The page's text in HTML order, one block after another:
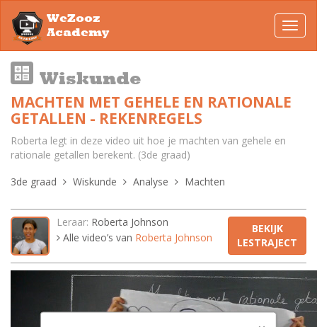
WeZooz
Academy
Wiskunde
MACHTEN MET GEHELE EN RATIONALE
GETALLEN - REKENREGELS
Roberta legt in deze video uit hoe je machten van gehele en
rationale getallen berekent. (3de graad)
3de graad
Wiskunde Analyse Machten
Leraar: Roberta Johnson
Alle video’s van Roberta Johnson
BEKIJK
LESTRAJECT